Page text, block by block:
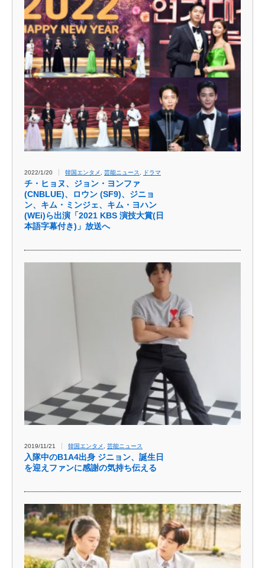
2022/1/20 韓国エンタメ 芸能ニュース ドラマ
チ・ヒョヌ、ジョン・ヨンファ
(CNBLUE)、ロウン (SF9)、ジニョ
ン、キム・ミンジェ、キム・ヨハン
(WEi)ら出演「2021 KBS 演技大賞(日
本語字幕付き)」放送へ
2019/11/21 韓国エンタメ 芸能ニュース
入隊中のB1A4出身 ジニョン、誕生日
を迎えファンに感謝の気持ち伝える